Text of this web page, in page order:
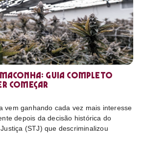
guia completo
começar
vem ganhando cada vez mais interesse
depois da decisão histórica do
(STJ) que descriminalizou